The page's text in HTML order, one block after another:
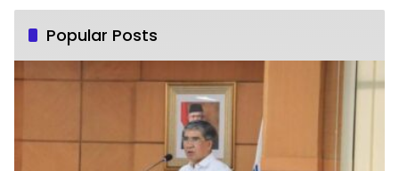
Popular Posts